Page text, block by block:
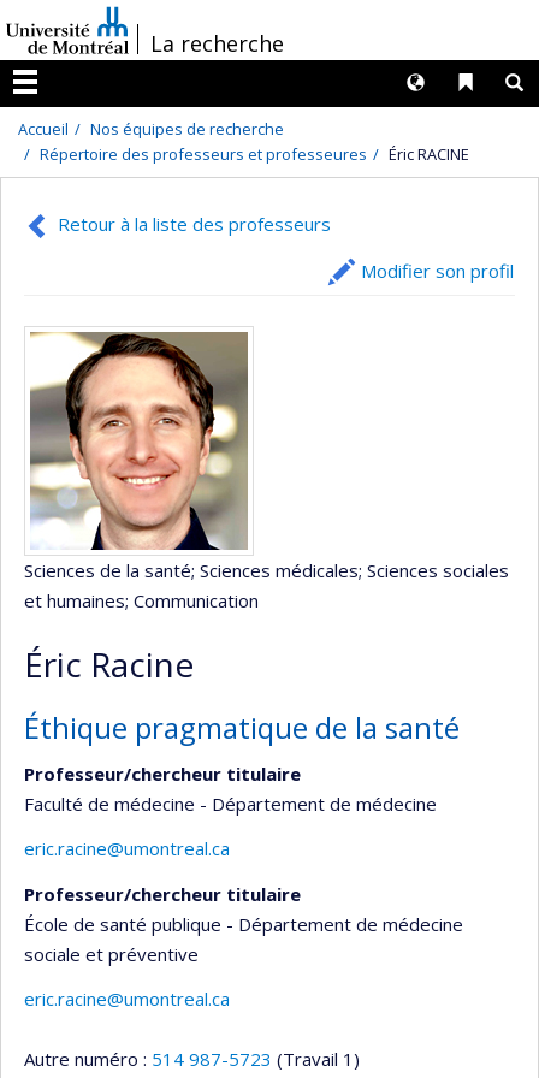
au
contenu
/La recherche
Menu
Liens
Langues
Accueil
Nos équipes de recherche
Répertoire des professeurs et professeures
Éric RACINE
Retour à la liste des professeurs
Modifier son profil
Sciences de la santé; Sciences médicales; Sciences sociales
et humaines; Communication
Éric Racine
Éthique pragmatique de la santé
Professeur/chercheur titulaire
Faculté de médecine - Département de médecine
eric.racine@umontreal.ca
Professeur/chercheur titulaire
École de santé publique - Département de médecine
sociale et préventive
eric.racine@umontreal.ca
Autre numéro : 514 987-5723 (Travail 1)